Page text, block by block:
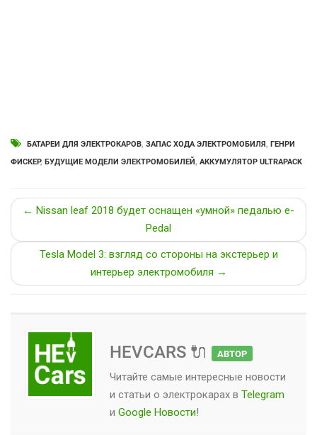
БАТАРЕИ ДЛЯ ЭЛЕКТРОКАРОВ, ЗАПАС ХОДА ЭЛЕКТРОМОБИЛЯ, ГЕНРИ
ФИСКЕР, БУДУЩИЕ МОДЕЛИ ЭЛЕКТРОМОБИЛЕЙ, АККУМУЛЯТОР ULTRAPACK
← Nissan leaf 2018 будет оснащен «умной» педалью e-
Pedal
Tesla Model 3: взгляд со стороны на экстерьер и
интерьер электромобиля →
HEVCARS 🔌 АВТОР
Читайте самые интересные новости
и статьи о электрокарах в Telegram
и Google Новости!